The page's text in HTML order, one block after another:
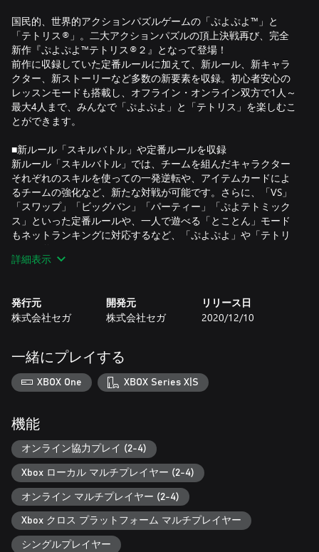
国民的、世界的アクションパズルゲームの「ぷよぷよ™」と
「テトリス®」。二大アクションパズルの頂上決戦再び、完全
新作『ぷよぷよ™テトリス®２』となって登場！
前作に収録していた定番ルールに加えて、新ルール、新キャラ
クター、新ストーリーなど多数の新要素を収録。初心者安心の
レッスンモードも搭載し、オフライン・オンライン双方で1人～
最大4人まで、みんなで「ぷよぷよ」と「テトリス」を楽しむこ
とができます。
■新ルール「スキルバトル」や定番ルールを収録
新ルール「スキルバトル」では、チームを組んだキャラクター
それぞれのスキルを使っての一発逆転や、アイテムカードによ
るチームの強化など、新たな対戦が可能です。さらに、「VS」
「スワップ」「ビッグバン」「パーティー」「ぷよテトミック
ス」といった定番ルールや、一人で遊べる「とことん」モード
もネットランキングに対応するなど、「ぷよぷよ」や「テトリ
ス」を遊びつくすことができます。
定番キャラクターに加えて、新キャラクターも登場。新旧キャ
ラクターが入り混じった「まんざいデモ」による新しいストー
るアイテム収集要素やミッションなど、一人でも遊べるやりこ
み要素も充実しています。
■初心者安心のレッスンや、充実したオンライン要素
る「レッスン」モードを収録。また、「インターネット」モー
ドでは、最大四人で世界中のプレイヤーと対戦することができ
ます。さらに、「全世界パズルリーグ」では「ぷよぷよ」「テ
トリス」の腕が競えるそれぞれのインターネットランキングに
も新しく対応しています。
詳細表示
発行元
株式会社セガ
開発元
株式会社セガ
リリース日
2020/12/10
一緒にプレイする
XBOX One XBOX Series X|S
機能
オンライン協力プレイ (2-4)
Xbox ローカル マルチプレイヤー (2-4)
オンライン マルチプレイヤー (2-4)
Xbox クロス プラットフォーム マルチプレイヤー
シングルプレイヤー